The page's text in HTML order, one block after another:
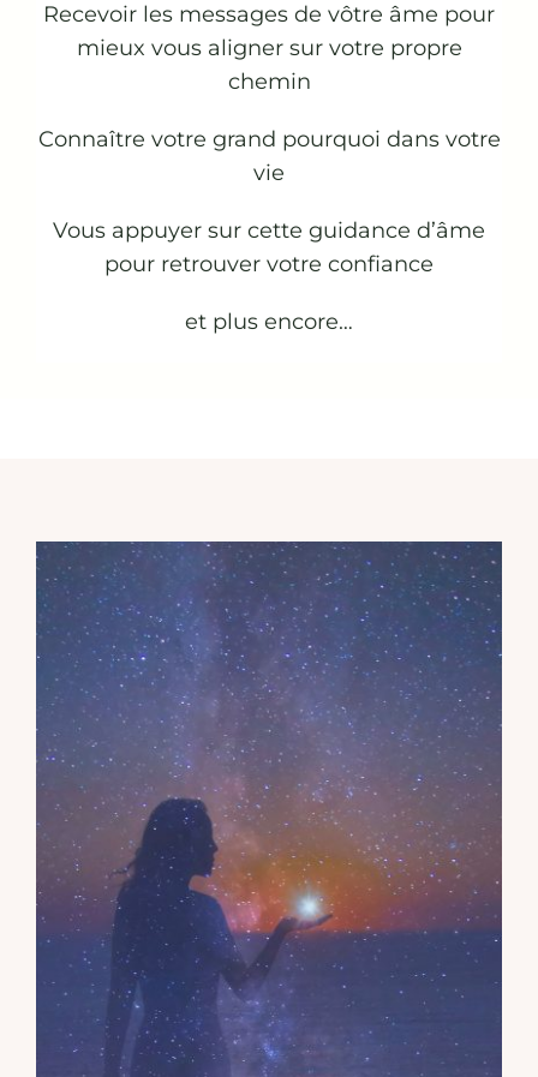
Recevoir les messages de vôtre âme pour
mieux vous aligner sur votre propre
chemin
Connaître votre grand pourquoi dans votre
vie
Vous appuyer sur cette guidance d’âme
pour retrouver votre confiance
et plus encore…